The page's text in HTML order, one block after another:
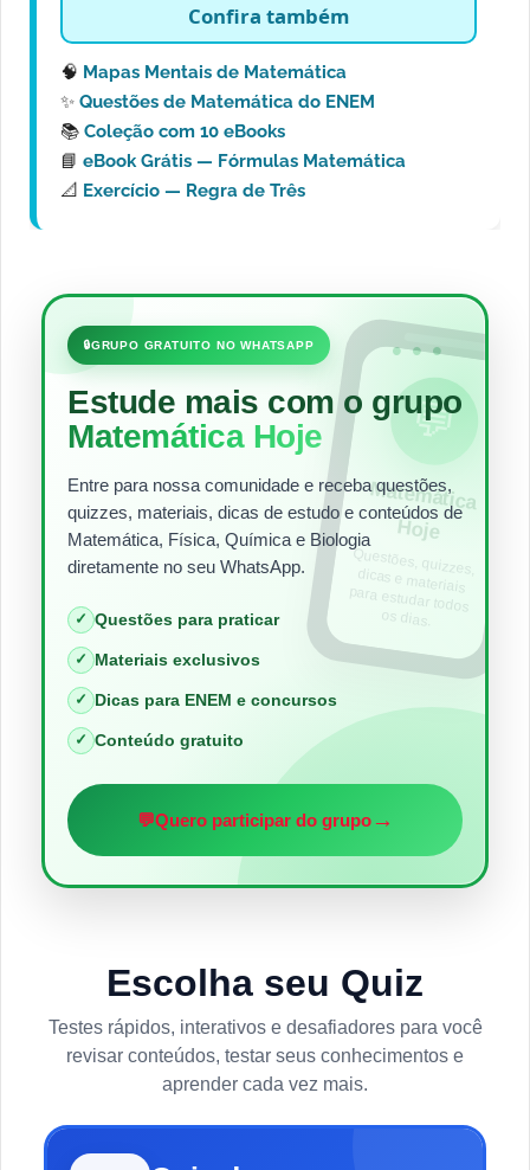
Confira também
🧠 Mapas Mentais de Matemática
✨ Questões de Matemática do ENEM
📚 Coleção com 10 eBooks
📘 eBook Grátis — Fórmulas Matemática
📐 Exercício — Regra de Três
•••
🔒GRUPO GRATUITO NO WHATSAPP
Estude mais com o grupo
Matemática Hoje
Entre para nossa comunidade e receba questões,
quizzes, materiais, dicas de estudo e conteúdos de
Matemática, Física, Química e Biologia
diretamente no seu WhatsApp.
✓ Questões para praticar
✓ Materiais exclusivos
✓ Dicas para ENEM e concursos
✓ Conteúdo gratuito
💬Quero participar do grupo→
💬
Matem
ática
Hoje
Questões, quizzes,
dicas e materiais
para estudar todos
os dias.
Escolha seu Quiz
Testes rápidos, interativos e desafiadores para você
revisar conteúdos, testar seus conhecimentos e
aprender cada vez mais.